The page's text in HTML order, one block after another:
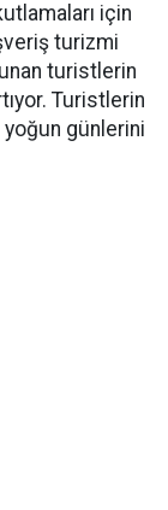
için
turizmi
turistlerin
Turistlerin
günlerini